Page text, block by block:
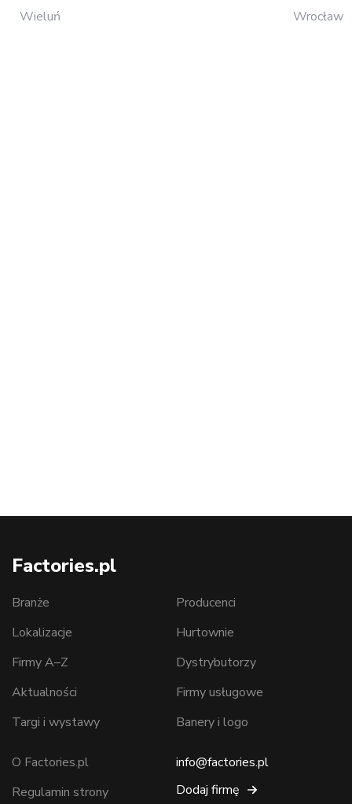
Wieluń Wrocław
Factories.pl
Branże
Lokalizacje
Firmy A–Z
Aktualności
Targi i wystawy
Producenci
Hurtownie
Dystrybutorzy
Firmy usługowe
Banery i logo
O Factories.pl
Regulamin strony
info@factories.pl
Dodaj firmę